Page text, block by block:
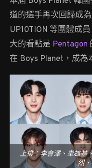
道的選手再次回歸成
UP10TION 等團體成
大的看點是 Pentagon
在 Boys Planet，成為
上排：李會澤、車雄基
烈